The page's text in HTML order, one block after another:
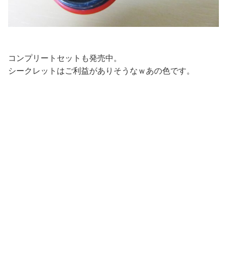
コンプリートセットも発売中。
シークレットはご利益がありそうなｗあの色です。